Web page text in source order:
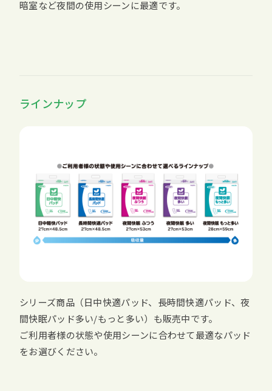
暗室など夜間の使用シーンに最適です。
ラインナップ
シリーズ商品（日中快適パッド、長時間快適パッド、夜
間快眠パッド多い/もっと多い）も販売中です。
ご利用者様の状態や使用シーンに合わせて最適なパッド
をお選びください。